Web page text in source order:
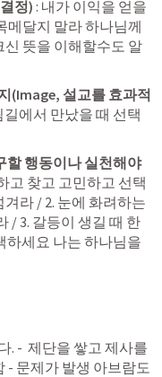
정) : 내가 이익을 얻을
메달지 말라 하나님께
신 뜻을 이해할수도 알
(Image, 설교를 효과적
길에서 만났을 때 선택
할 행동이나 실천해야
고 찾고 고민하고 선택
라 / 2. 눈에 화려하는
/ 3. 갈등이 생길 때 한
하세요 나는 하나님을
. -  제단을 쌓고 제사를
- 문제가 발생 아브람도